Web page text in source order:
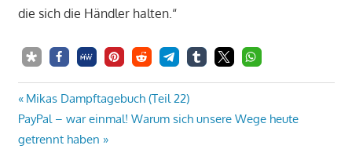
die sich die Händler halten.“
Beitrags-
Navigation
Vorheriger
Beitrag:
Mikas Dampftagebuch (Teil 22)
Nächster
Beitrag:
PayPal – war einmal! Warum sich unsere Wege heute
getrennt haben